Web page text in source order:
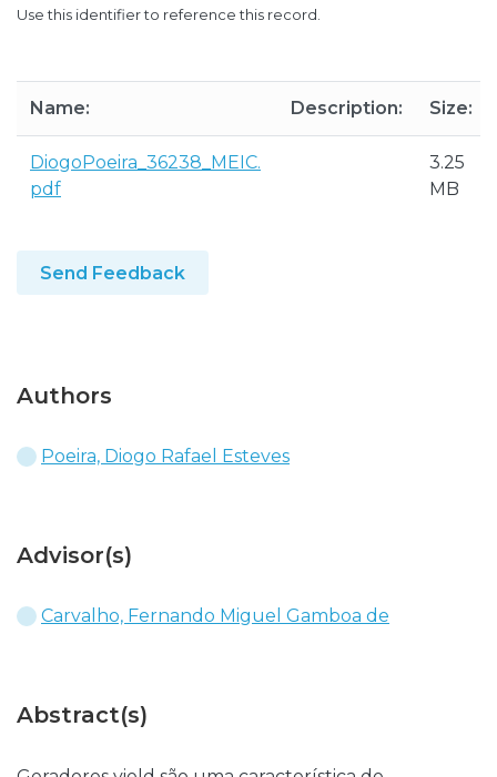
Use this identifier to reference this record.
Name: Description: Size:
DiogoPoeira_36238_MEIC.
pdf
3.25
MB
Send Feedback
Authors
Poeira, Diogo Rafael Esteves
Advisor(s)
Carvalho, Fernando Miguel Gamboa de
Abstract(s)